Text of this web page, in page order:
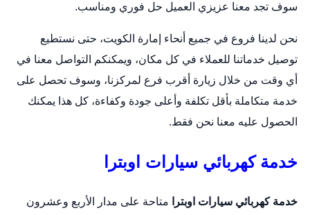
سوف تجد معنا عزيزي العميل حل فوري ومناسب.
نحن لدينا فروع في جميع أنحاء إمارة الكويت، حتى نستطيع
توصيل خدماتنا للعملاء في كل مكان، ويمكنكم التواصل معنا في
أي وقت من خلال زيارة أقرب فرع لمركزنا، وسوف تحصل على
خدمة متكاملة بأقل تكلفة وأعلى جودة وكفاءة، كل هذا يمكنك
الحصول عليه معنا نحن فقط.
خدمة كهربائي سيارات اوبترا
خدمة كهربائي سيارات اوبترا
متاحة على مدار الأربع وعشرون